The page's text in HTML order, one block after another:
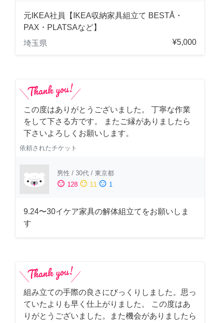
元IKEA社員【IKEA収納家具組立て BESTÅ・
PAX・PLATSAなど】
埼玉県
¥5,000
この度はありがとうございました。 丁寧な作業
をして下さる方です。 またご縁がありましたら
下さいよろしくお願いします。
依頼されたチケット
男性 / 30代 / 東京都
sentiment_satisfied 128 sentiment_neutral 11 sentiment_dissatisfied 1
9.24〜30イケア家具の解体組立てをお願いしま
す
組み立ての手際の良さにびっくりしました。思っ
ていたよりも早く仕上がりました。 この度はあ
りがとうございました。また機会がありましたら